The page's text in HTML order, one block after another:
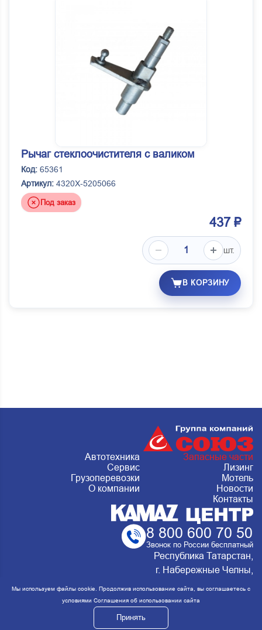
Рычаг стеклоочистителя с валиком
Код: 65361
Артикул: 4320Х-5205066
Под заказ
437 ₽
шт.
В КОРЗИНУ
Автотехника
Запасные части
Сервис
Лизинг
Грузоперевозки
Мотель
О компании
Новости
Контакты
8 800 600 70 50
Звонок по России бесплатный
Республика Татарстан,
г. Набережные Челны,
Металлургическая 15, стр.2 Сервис:
ежедневно с 8:00 до 20:00
Мы используем файлы cookie. Продолжив использование сайта, вы соглашаетесь с
условиями Соглашения об использовании сайта
Принять